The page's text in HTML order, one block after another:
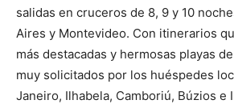
salidas en cruceros de 8, 9 y 10
Aires y Montevideo. Con itinerarios
más destacadas y hermosas playas
muy solicitados por los huéspedes
Janeiro, Ilhabela, Camboriú, Búzios e